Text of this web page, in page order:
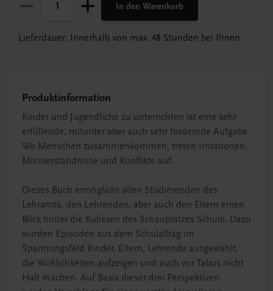
In den Warenkorb
Lieferdauer: Innerhalb von max. 48 Stunden bei Ihnen
Produktinformation
Kinder und Jugendliche zu unterrichten ist eine sehr
erfüllende, mitunter aber auch sehr fordernde Aufgabe.
Wo Menschen zusammenkommen, treten Irritationen,
Missverständnisse und Konflikte auf.
Dieses Buch ermöglicht allen Studierenden des
Lehramts, den Lehrenden, aber auch den Eltern einen
Blick hinter die Kulissen des Schauplatzes Schule. Dazu
wurden Episoden aus dem Schulalltag im
Spannungsfeld Kinder, Eltern, Lehrende ausgewählt,
die Wirklichkeiten aufzeigen und auch vor Tabus nicht
Halt machen. Auf Basis dieser drei Perspektiven